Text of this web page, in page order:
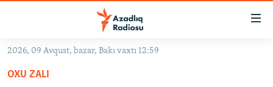
Əsas
qayıt
2026, 09 Avqust, bazar, Bakı vaxtı 12:59
OXU ZALI